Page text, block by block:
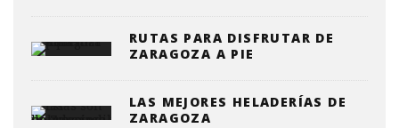
RUTAS PARA DISFRUTAR DE
ZARAGOZA A PIE
LAS MEJORES HELADERÍAS DE
ZARAGOZA